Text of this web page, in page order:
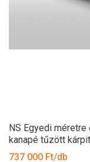
NS Egyedi
kanapé tűzött
737 000 Ft/db